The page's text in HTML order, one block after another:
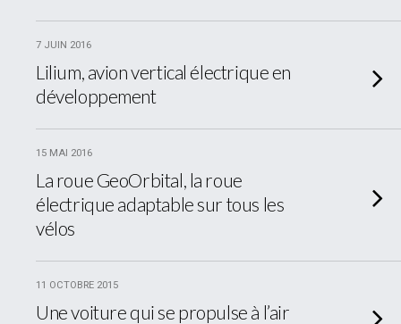
7 JUIN 2016
Lilium, avion vertical électrique en
développement
15 MAI 2016
La roue GeoOrbital, la roue
électrique adaptable sur tous les
vélos
11 OCTOBRE 2015
Une voiture qui se propulse à l’air